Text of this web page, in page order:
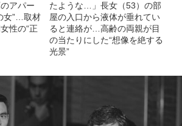
アパー
女”…取材
性の“正
たような…」長女（53）の部
屋の入口から液体が垂れてい
ると連絡が…高齢の両親が目
の当たりにした“想像を絶する
光景”